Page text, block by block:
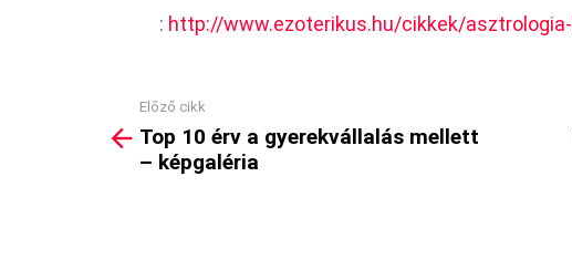
: http://www.ezoterikus.hu/cikkek/
more
Előző cikk
Top 10 érv a gyerekvállalás mellett
– képgaléria